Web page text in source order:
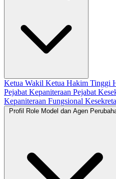
Ketua Wakil Ketua Hakim Tinggi
Pejabat Kepaniteraan Pejabat
Kepaniteraan Fungsional
Profil Role Model dan Agen